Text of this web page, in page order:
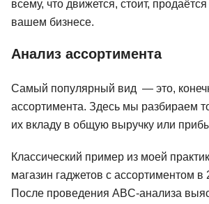
всему, что движется, стоит,
вашем бизнесе.
Анализ ассортимента
Самый популярный вид — это,
ассортимента. Здесь мы разбираем
их вкладу в общую выручку или
Классический пример из моей
магазин гаджетов с ассортиментом в
После проведения ABC-анализа